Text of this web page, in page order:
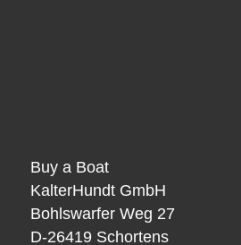
Buy a Boat
KalterHundt GmbH
Bohlswarfer Weg 27
D-26419 Schortens